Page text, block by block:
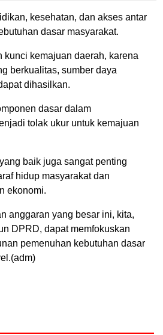
kesehatan, dan akses antar
dasar masyarakat.
kunci kemajuan daerah, karena
berkualitas, sumber daya
dihasilkan.
dasar dalam
tolak ukur untuk kemajuan
baik juga sangat penting
hidup masyarakat dan
ekonomi.
anggaran yang besar ini, kita,
DPRD, dapat memfokuskan
pemenuhan kebutuhan dasar